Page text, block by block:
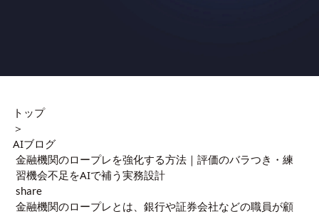
トップ
＞
AIブログ
金融機関のロープレを強化する方法｜評価のバラつき・練
習機会不足をAIで補う実務設計
share
金融機関のロープレとは、銀行や証券会社などの職員が顧